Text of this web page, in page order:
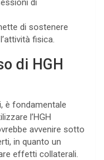
di
di sostenere
fisica.
di HGH
è fondamentale
l’HGH
avvenire sotto
in quanto un
effetti collaterali.